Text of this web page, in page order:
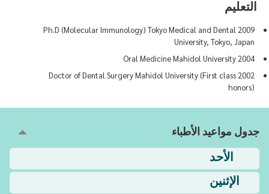
التعليم
2009 Ph.D (Molecular Immunology) Tokyo Medical and Dental
University, Tokyo, Japan
2004 Oral Medicine Mahidol University
2002 Doctor of Dental Surgery Mahidol University (First class
honors)
جدول مواعيد الأطباء
الأحد
الإثنين